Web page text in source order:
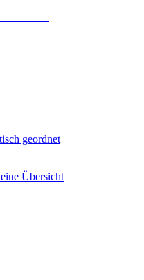
geordnet
Übersicht